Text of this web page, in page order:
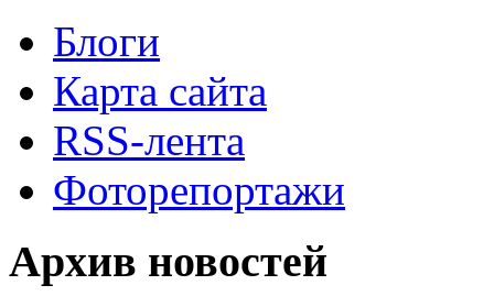
Блоги
Карта сайта
RSS-лента
Фоторепортажи
Архив новостей